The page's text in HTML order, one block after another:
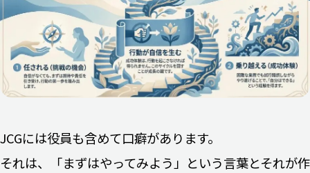
JCGには役員も含めて口癖があります。
それは、「まずはやってみよう」という言葉とそれが作